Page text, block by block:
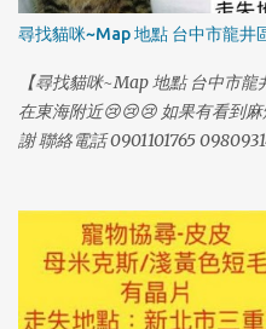
1
尋找貓咪~Map 地點 台中市龍
【尋找貓咪~Map 地點 台中市
在東海附近😢😢😢 如果有看到
謝 聯絡電話 0901101765